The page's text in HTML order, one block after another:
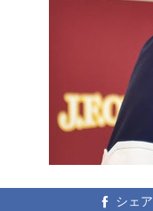
シェア